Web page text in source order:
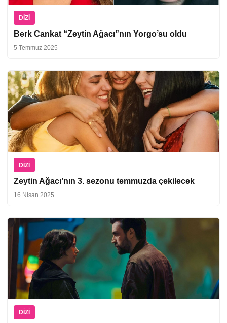
DIZI
Berk Cankat “Zeytin Ağacı”nın Yorgo’su oldu
5 Temmuz 2025
DIZI
Zeytin Ağacı’nın 3. sezonu temmuzda çekilecek
16 Nisan 2025
DIZI